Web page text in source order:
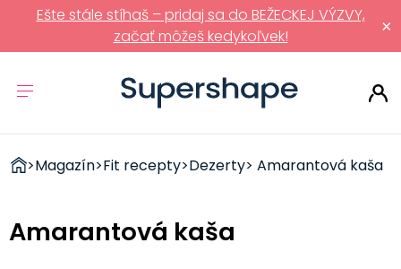
×
Ešte stále stíhaš – pridaj sa do BEŽECKEJ VÝZVY,
začať môžeš kedykoľvek!
ZDRAVÉ
>Magazín>Fit recepty>Dezerty> Amarantová kaša
Amarantová kaša